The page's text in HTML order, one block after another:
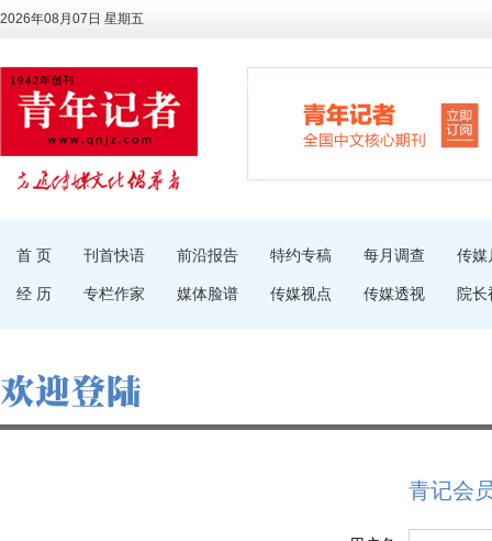
2026年08月07日 星期五
首 页 刊首快语 前沿报告 特约专稿 每月调查 传媒
经 历 专栏作家 媒体脸谱 传媒视点 传媒透视 院长
青记会